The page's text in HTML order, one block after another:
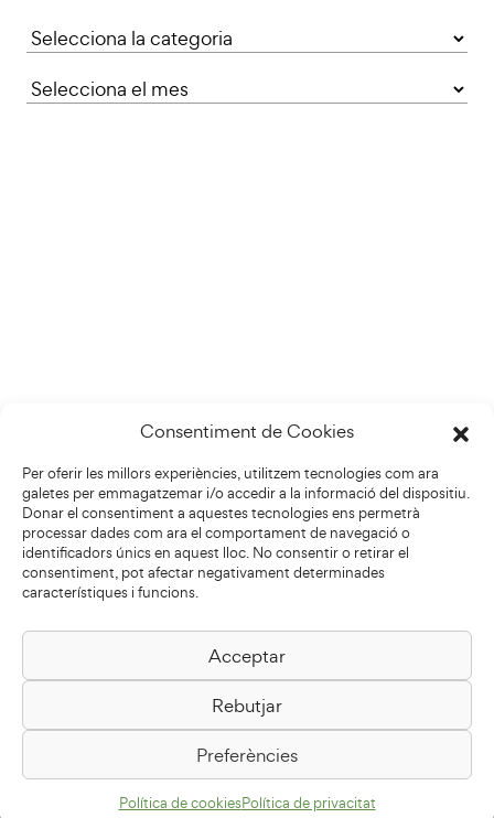
Consentiment de Cookies
Per oferir les millors experiències, utilitzem tecnologies com ara
galetes per emmagatzemar i/o accedir a la informació del dispositiu.
Donar el consentiment a aquestes tecnologies ens permetrà
processar dades com ara el comportament de navegació o
identificadors únics en aquest lloc. No consentir o retirar el
consentiment, pot afectar negativament determinades
característiques i funcions.
Acceptar
Rebutjar
Preferències
Política de cookiesPolítica de privacitat
Categories
Biblioteca Pilarin Bayés
Passeig de la Generalitat, 1
08500 Vic